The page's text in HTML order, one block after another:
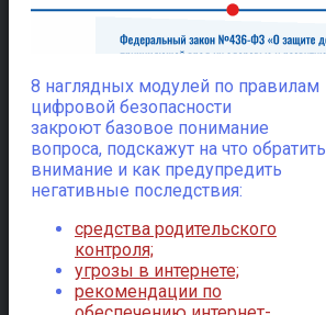
8 наглядных модулей по правилам
цифровой безопасности
закроют базовое понимание
вопроса, подскажут на что обратить
внимание и как предупредить
негативные последствия:
средства родительского
контроля;
угрозы в интернете;
рекомендации по